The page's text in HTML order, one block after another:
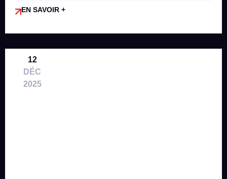
EN SAVOIR +
12
DÉC
2025